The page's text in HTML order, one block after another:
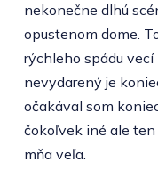
nekonečne dlhú
opustenom dome.
rýchleho spádu
nevydarený je
očakával som
čokoľvek iné ale
mňa veľa.